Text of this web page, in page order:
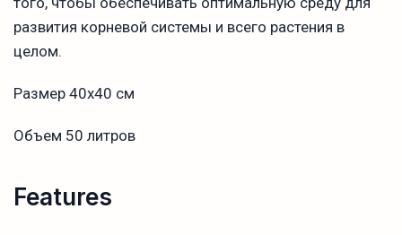
развития корневой системы и всего растения в
целом.
Размер 40х40 см
Объем 50 литров
Features